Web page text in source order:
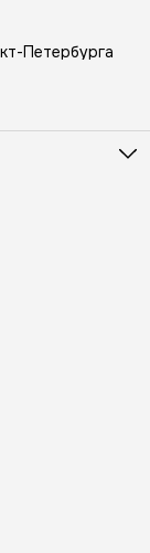
Петербурга